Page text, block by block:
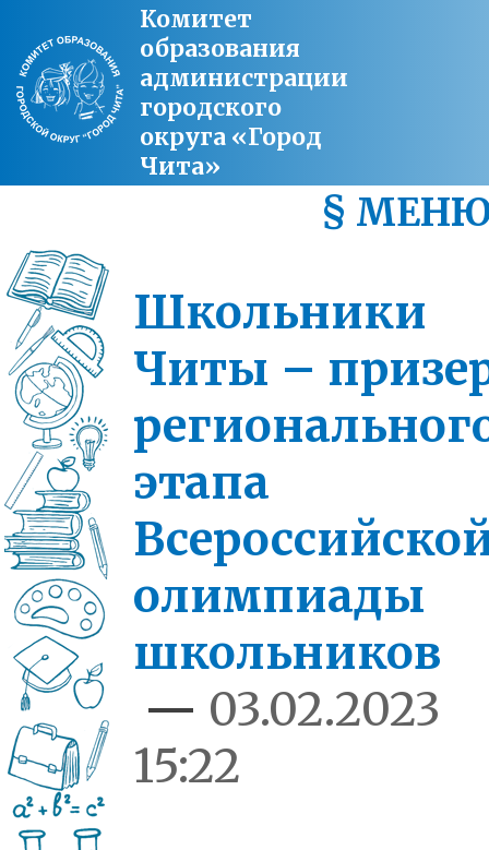
Комитет
образования
администрации
городского
округа «Город
Чита»
§
Школьники
Читы –
этапа
олимпиады
школьников
— 03.02.2023
15:22